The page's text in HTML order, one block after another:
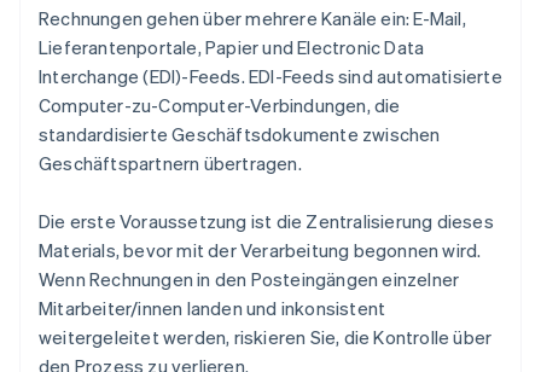
Rechnungen gehen über mehrere Kanäle ein: E-Mail,
Lieferantenportale, Papier und Electronic Data
Interchange (EDI)-Feeds. EDI-Feeds sind automatisierte
Computer-zu-Computer-Verbindungen, die
standardisierte Geschäftsdokumente zwischen
Geschäftspartnern übertragen.
Die erste Voraussetzung ist die Zentralisierung dieses
Materials, bevor mit der Verarbeitung begonnen wird.
Wenn Rechnungen in den Posteingängen einzelner
Mitarbeiter/innen landen und inkonsistent
weitergeleitet werden, riskieren Sie, die Kontrolle über
den Prozess zu verlieren.